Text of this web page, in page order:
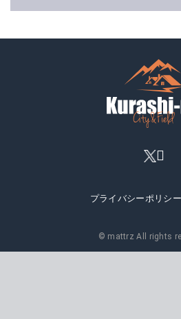
プライバシーポリシー
© mattrz All rights